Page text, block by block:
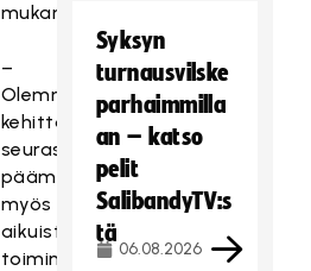
mukanaan.
–
Olemme
kehittäneet
seurassamme
päämäärätietoisesti
myös
aikuisten
toimintaa
Syksyn
turnausvilske
parhaimmilla
an – katso
pelit
SalibandyTV:s
tä
06.08.2026